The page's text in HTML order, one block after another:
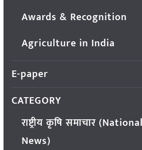
Awards & Recognition
Agriculture in India
E-paper
CATEGORY
राष्ट्रीय कृषि समाचार
News)